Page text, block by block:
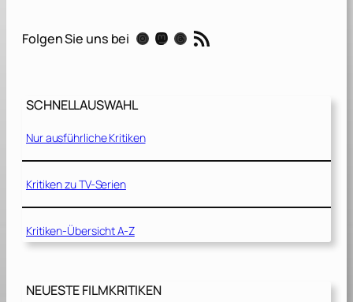
h
e
j
ä
g
[
2
2
Folgen Sie uns bei Instagram Mastodon Threads RSS-Feed
SCHNELLAUSWAHL
Nur ausführliche Kritiken
Kritiken zu TV-Serien
Kritiken-Übersicht A-Z
NEUESTE FILMKRITIKEN